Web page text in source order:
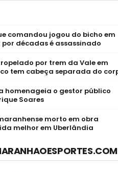
comandou jogou do bicho em
décadas é assassinado
por trem da Vale em
tem cabeça separada do
homenageia o gestor público
Soares
morto em obra
melhor em Uberlândia